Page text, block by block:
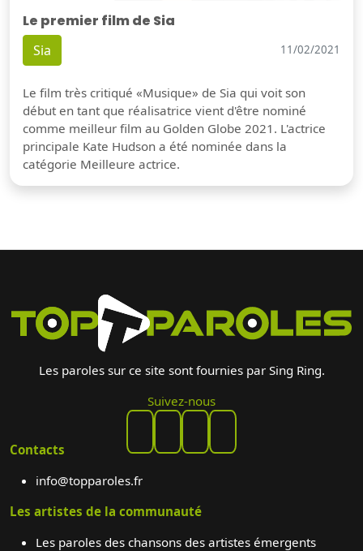
Le premier film de Sia
Sia 11/02/2021
Le film très critiqué «Musique» de Sia qui voit son
début en tant que réalisatrice vient d'être nominé
comme meilleur film au Golden Globe 2021. L'actrice
principale Kate Hudson a été nominée dans la
catégorie Meilleure actrice.
Les paroles sur ce site sont fournies par Sing Ring.
Suivez-nous
Contacts
info@topparoles.fr
Les artistes de la communauté
Les paroles des chansons des artistes émergents